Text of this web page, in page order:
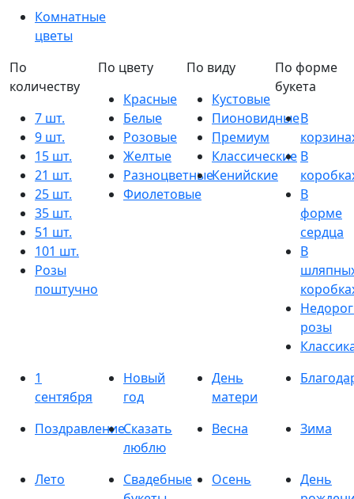
Комнатные
цветы
По
количеству
7 шт.
9 шт.
15 шт.
21 шт.
25 шт.
35 шт.
51 шт.
101 шт.
Розы
поштучно
По цвету
Красные
Белые
Розовые
Желтые
Разноцветные
Фиолетовые
По виду
Кустовые
Пионовидные
Премиум
Классические
Кенийские
По форме
букета
В
В
В
форме
сердца
В
розы
1
сентября
Новый
год
День
матери
ПоздравлениеСказать
люблю
Весна Зима
Лето
Свадебные
Осень
День